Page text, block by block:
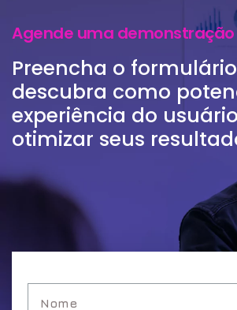
Agende uma demonstração
Preencha o
descubra como
experiência do
otimizar seus